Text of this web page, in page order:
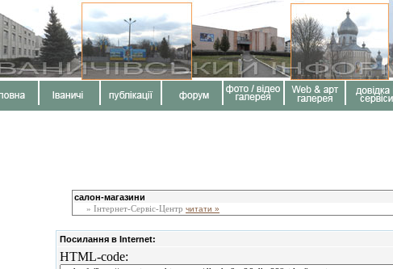
салон-магазини
» Інтернет-Сервіс-Центр читати »
Посилання в Internet:
HTML-code: